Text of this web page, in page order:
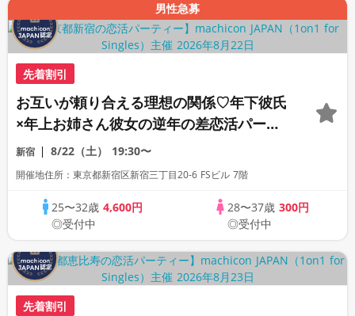
男性急募
先着割引
お互いが頼り合える理想の関係♡年下彼氏
×年上お姉さん彼女の逆年の差恋活パーテ
ィー《全席半個室の上質な1対1相席専用会
場》《machicon JAPAN主催》《ドリン
新宿 8/22（土） 19:30〜
開催地住所：東京都新宿区新宿三丁目20-6 FSビル 7階
25〜32歳4,600円
◎受付中
28〜37歳 300円
◎受付中
先着割引